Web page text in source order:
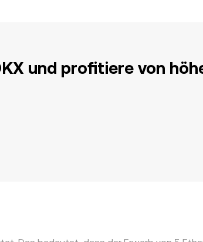
und profitiere von